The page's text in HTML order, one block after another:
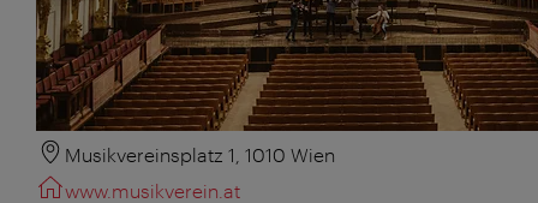
Musikvereinsplatz 1, 1010 Wien
www.musikverein.at